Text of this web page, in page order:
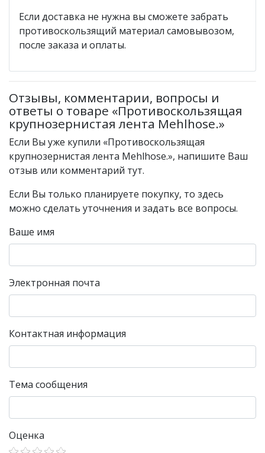
Если доставка не нужна вы сможете забрать
противоскользящий материал самовывозом,
после заказа и оплаты.
Отзывы, комментарии, вопросы и
ответы о товаре «Противоскользящая
крупнозернистая лента Mehlhose.»
Если Вы уже купили «Противоскользящая
крупнозернистая лента Mehlhose.», напишите Ваш
отзыв или комментарий тут.
Если Вы только планируете покупку, то здесь
можно сделать уточнения и задать все вопросы.
Ваше имя
Электронная почта
Контактная информация
Тема сообщения
Оценка